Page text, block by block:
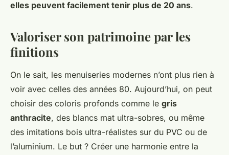
elles peuvent facilement tenir plus de 20 ans.
Valoriser son patrimoine par les
finitions
On le sait, les menuiseries modernes n’ont plus rien à
voir avec celles des années 80. Aujourd’hui, on peut
choisir des coloris profonds comme le gris
anthracite, des blancs mat ultra-sobres, ou même
des imitations bois ultra-réalistes sur du PVC ou de
l’aluminium. Le but ? Créer une harmonie entre la